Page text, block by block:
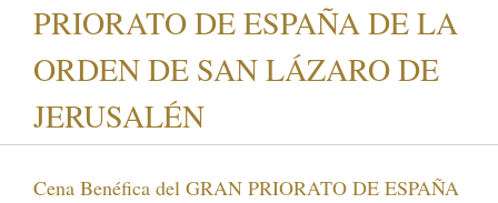
PRIORATO DE ESPAÑA DE LA
ORDEN DE SAN LÁZARO DE
JERUSALÉN
Cena Benéfica del GRAN PRIORATO DE ESPAÑA